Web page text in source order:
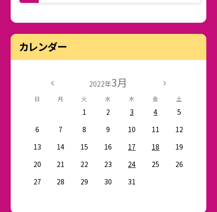
カレンダー
2022年3月
日 月 火 水 木 金 土
1 2 3 4
5
6
7 8 9 10 11
12
13
14 15 16 17 18
19
20
21 22 23 24 25
26
27
28 29 30 31